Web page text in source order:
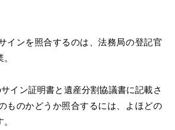
インを照合するのは、法務局の登記官
イン証明書と遺産分割協議書に記載さ
ものかどうか照合するには、よほどの